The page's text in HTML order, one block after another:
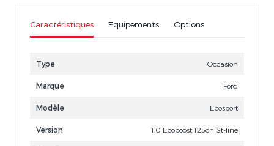
Caractéristiques Equipements Options
Type Occasion
Marque Ford
Modèle Ecosport
Version 1.0 Ecoboost 125ch St-line